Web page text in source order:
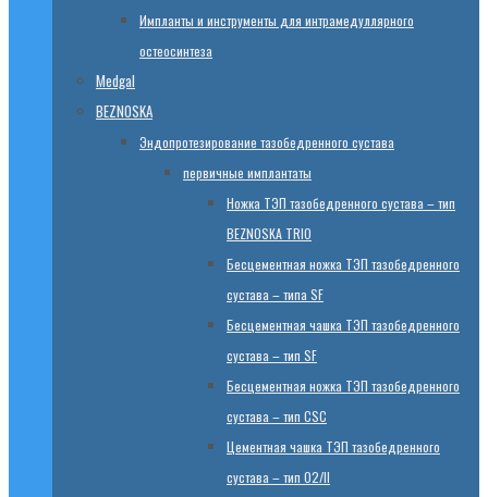
Импланты и инструменты для интрамедуллярного
остеосинтеза
Medgal
BEZNOSKA
Эндопротезированиe тазобедренного сустава
первичные имплантаты
Ножка ТЭП тазобедренного сустава – тип
BEZNOSKA TRIO
Бесцементная ножка ТЭП тазобедренного
сустава – типа SF
Бесцементная чашка ТЭП тазобедренного
сустава – тип SF
Бесцементная ножка ТЭП тазобедренного
сустава – тип CSC
Цементная чашка ТЭП тазобедренного
сустава – тип 02/II